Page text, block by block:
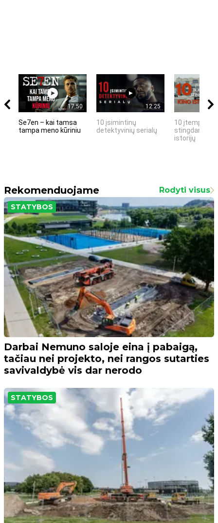
17:50
Se7en – kai tamsa
tampa meno kūriniu
12:25
10 įsimintinų
detektyvinių serialų
10 įtemptų,
stingdančių
istorijų
Rekomenduojame Rodyti visus
STATYBOS
Darbai Nemuno saloje eina į pabaigą,
tačiau nei projekto, nei rangos sutarties
savivaldybė vis dar nerodo
STATYBOS